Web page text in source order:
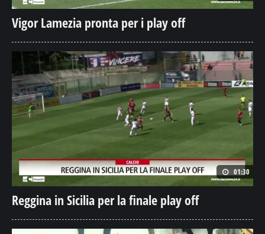
Vigor Lamezia pronta per i play off
01:30
Reggina in Sicilia per la finale play off